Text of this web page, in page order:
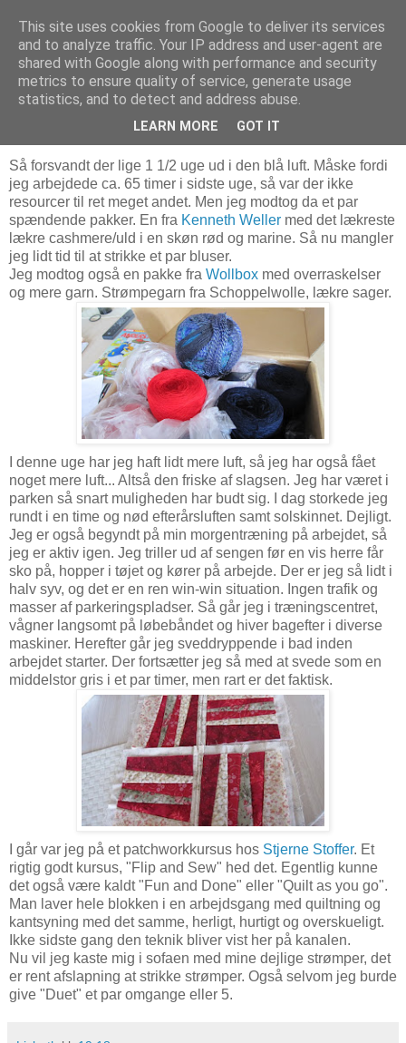
Troldesofie
onsdag den 29. september 2010
Garn, motion, strik og lidt patchwork
Så forsvandt der lige 1 1/2 uge ud i den blå luft. Måske fordi
jeg arbejdede ca. 65 timer i sidste uge, så var der ikke
resourcer til ret meget andet. Men jeg modtog da et par
spændende pakker. En fra Kenneth Weller med det lækreste
lækre cashmere/uld i en skøn rød og marine. Så nu mangler
jeg lidt tid til at strikke et par bluser.
Jeg modtog også en pakke fra Wollbox med overraskelser
og mere garn. Strømpegarn fra Schoppelwolle, lækre sager.
I denne uge har jeg haft lidt mere luft, så jeg har også fået
noget mere luft... Altså den friske af slagsen. Jeg har været i
parken så snart muligheden har budt sig. I dag storkede jeg
rundt i en time og nød efterårsluften samt solskinnet. Dejligt.
Jeg er også begyndt på min morgentræning på arbejdet, så
jeg er aktiv igen. Jeg triller ud af sengen før en vis herre får
sko på, hopper i tøjet og kører på arbejde. Der er jeg så lidt i
halv syv, og det er en ren win-win situation. Ingen trafik og
masser af parkeringspladser. Så går jeg i træningscentret,
vågner langsomt på løbebåndet og hiver bagefter i diverse
maskiner. Herefter går jeg sveddryppende i bad inden
arbejdet starter. Der fortsætter jeg så med at svede som en
middelstor gris i et par timer, men rart er det faktisk.
I går var jeg på et patchworkkursus hos Stjerne Stoffer. Et
rigtig godt kursus, "Flip and Sew" hed det. Egentlig kunne
det også være kaldt "Fun and Done" eller "Quilt as you go".
Man laver hele blokken i en arbejdsgang med quiltning og
kantsyning med det samme, herligt, hurtigt og overskueligt.
Ikke sidste gang den teknik bliver vist her på kanalen.
Nu vil jeg kaste mig i sofaen med mine dejlige strømper, det
er rent afslapning at strikke strømper. Også selvom jeg burde
give "Duet" et par omgange eller 5.
This site uses cookies from Google to deliver its services
and to analyze traffic. Your IP address and user-agent are
shared with Google along with performance and security
metrics to ensure quality of service, generate usage
statistics, and to detect and address abuse.
LEARN MORE GOT IT